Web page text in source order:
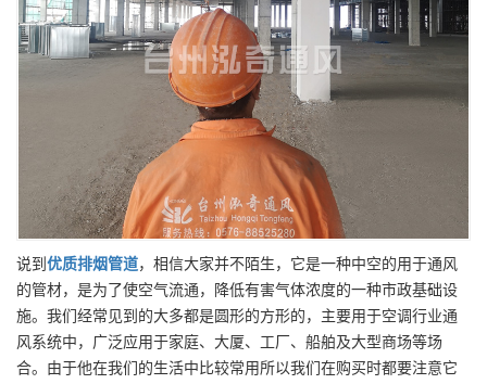
说到 优质排烟管道，相信大家并不陌生，它是一种中空的用于通风
的管材，是为了使空气流通，降低有害气体浓度的一种市政基础设
施。我们经常见到的大多都是圆形的方形的，主要用于空调行业通
风系统中，广泛应用于家庭、大厦、工厂、船舶及大型商场等场
合。由于他在我们的生活中比较常用所以我们在购买时都要注意它